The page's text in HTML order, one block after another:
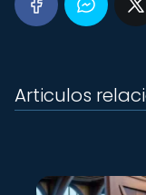
Articulos